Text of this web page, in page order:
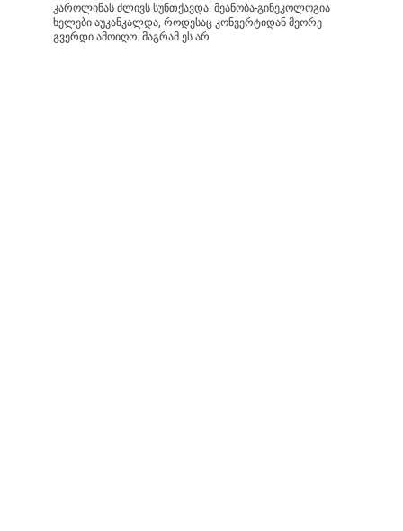
კაროლინას ძლივს სუნთქავდა. მეანობა-გინეკოლოგია
ხელები აუკანკალდა, როდესაც კონვერტიდან მეორე
გვერდი ამოიღო. მაგრამ ეს არ